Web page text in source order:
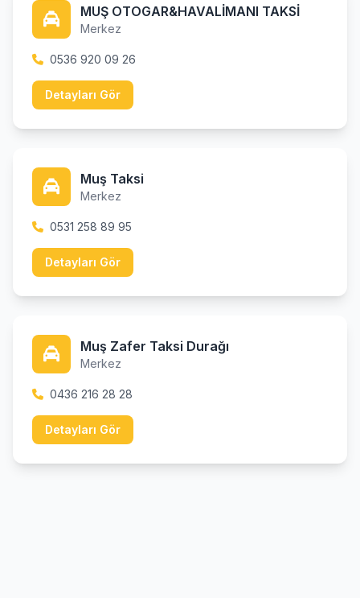
MUŞ OTOGAR&HAVALİMANI TAKSİ
Merkez
0536 920 09 26
Detayları Gör
Muş Taksi
Merkez
0531 258 89 95
Detayları Gör
Muş Zafer Taksi Durağı
Merkez
0436 216 28 28
Detayları Gör